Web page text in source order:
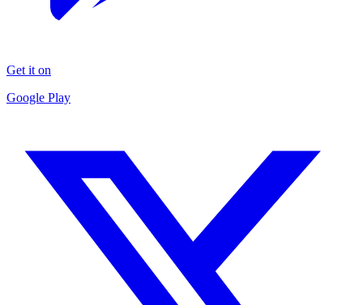
Get it on
Google Play